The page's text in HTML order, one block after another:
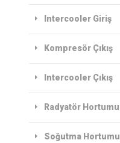
Intercooler Giriş
Kompresör Çıkış
Intercooler Çıkış
Radyatör Hortumu
Soğutma Hortumu